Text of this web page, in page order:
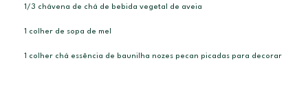
1/3 chávena de chá de bebida vegetal de aveia
1 colher de sopa de mel
1 colher chá essência de baunilha nozes pecan picadas para decorar